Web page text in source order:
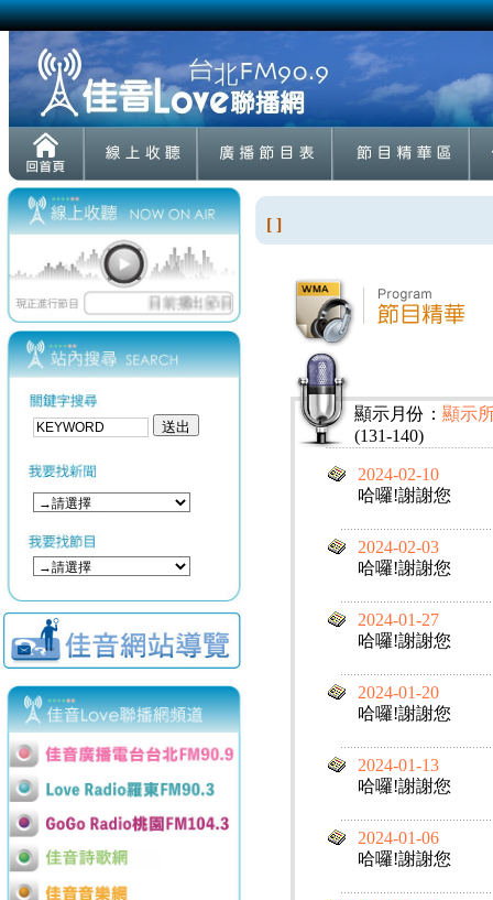
[ ]
顯示月份： 顯示
(131-140)
2024-02-10
哈囉!謝謝您
2024-02-03
哈囉!謝謝您
2024-01-27
哈囉!謝謝您
2024-01-20
哈囉!謝謝您
2024-01-13
哈囉!謝謝您
2024-01-06
哈囉!謝謝您